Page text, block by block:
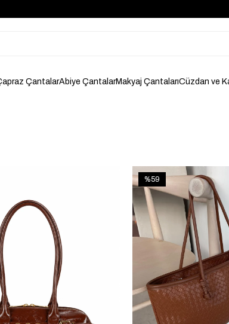
ÇantalarAbiye ÇantalarMakyaj ÇantalarıCüzdan ve
%59